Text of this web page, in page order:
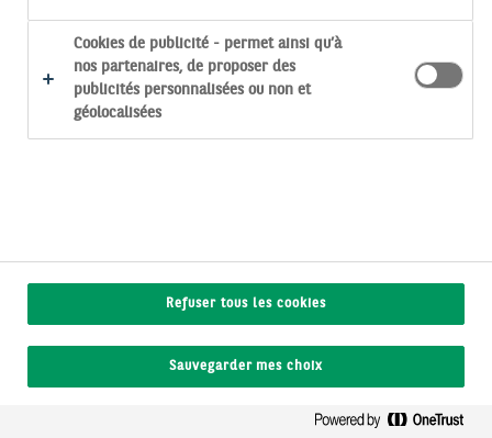
L’essentiel
Caractéristiques
Domiciliation : France
:
Cookies de publicité - permet ainsi qu’à
nos partenaires, de proposer des
publicités personnalisées ou non et
géolocalisées
Refuser tous les cookies
Sauvegarder mes choix